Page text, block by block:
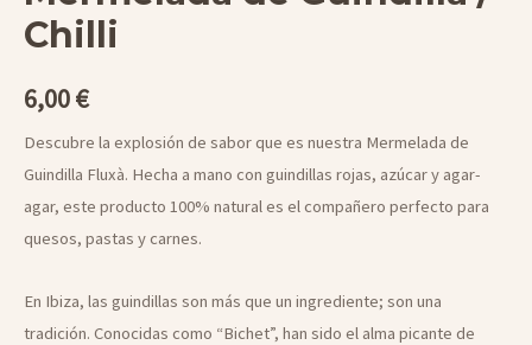
Chilli
6,00€
Descubre la explosión de sabor que es nuestra Mermelada de
Guindilla Fluxà. Hecha a mano con guindillas rojas, azúcar y agar-
agar, este producto 100% natural es el compañero perfecto para
quesos, pastas y carnes.
En Ibiza, las guindillas son más que un ingrediente; son una
tradición. Conocidas como “Bichet”, han sido el alma picante de